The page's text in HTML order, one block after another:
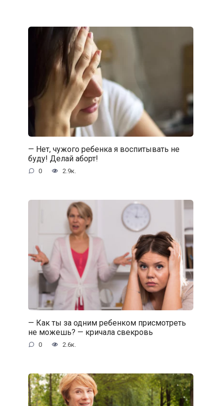
— Нет, чужого ребенка я воспитывать не
буду! Делай аборт!
0 2.9к.
— Как ты за одним ребенком присмотреть
не можешь? — кричала свекровь
0 2.6к.